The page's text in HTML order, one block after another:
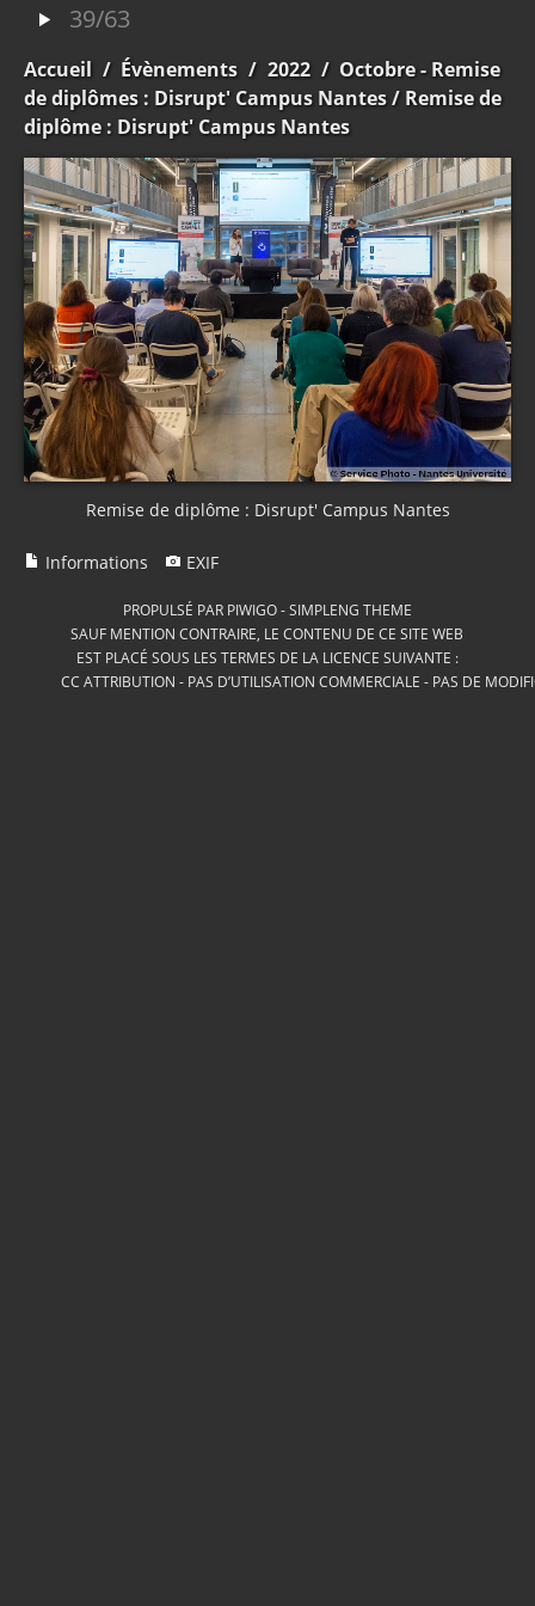
39/63
Accueil / Évènements / 2022 / Octobre - Remise
de diplômes : Disrupt' Campus Nantes/ Remise de
diplôme : Disrupt' Campus Nantes
Remise de diplôme : Disrupt' Campus Nantes
Informations EXIF
PROPULSÉ PAR PIWIGO-SIMPLENG THEME
SAUF MENTION CONTRAIRE, LE CONTENU DE CE SITE WEB
EST PLACÉ SOUS LES TERMES DE LA LICENCE SUIVANTE :
CC ATTRIBUTION - PAS D’UTILISATION COMMERCIALE - PAS DE